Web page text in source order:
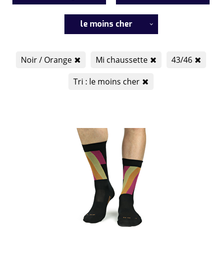
le moins cher
Noir / Orange Mi chaussette
43/46
Tri : le moins cher